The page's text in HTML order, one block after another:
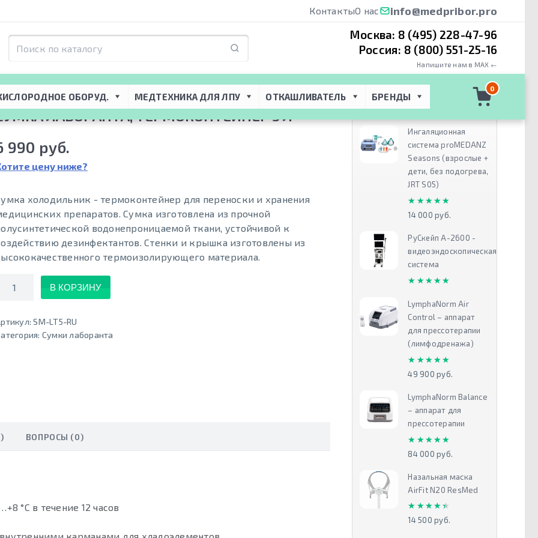
КонтактыО нас info@medpribor.pro
Москва: 8 (495) 228-47-96
Россия: 8 (800) 551-25-16
Напишите нам в MAX ←
ОБОРУД. МЕДТЕХНИКА ДЛЯ ЛПУ ОТКАШЛИВАТЕЛЬ БРЕНДЫ
0
ЛАБОРАНТА, ТЕРМОКОНТЕЙНЕР 5 Л
990 руб.
цену ниже?
холодильник - термоконтейнер для переноски и хранения
препаратов. Сумка изготовлена из прочной
водонепроницаемой ткани, устойчивой к
дезинфектантов. Стенки и крышка изготовлены из
термоизолирующего материала.
В КОРЗИНУ
SM-LT5-RU
Сумки лаборанта
ВОПРОСЫ (0)
°С в течение 12 часов
Рекомендуем
Ингаляционная
система proMEDANZ
Seasons (взрослые +
дети, без подогрева,
JRT S05)
★★★★★
★★★★★
14 000 руб.
РуСкейп А-2600 -
видеоэндоскопическая
система
★★★★★
★★★★★
LymphaNorm Air
Control – аппарат
для прессотерапии
(лимфодренажа)
★★★★★
★★★★★
49 900 руб.
LymphaNorm Balance
– аппарат для
прессотерапии
★★★★★
★★★★★
84 000 руб.
Назальная маска
AirFit N20 ResMed
★★★★★
★★★★★
14 500 руб.